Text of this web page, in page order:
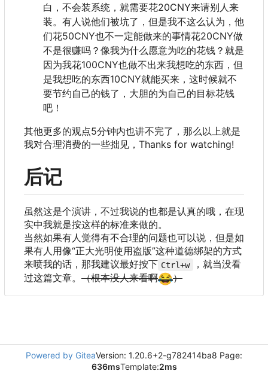
白 ， 不会装系统 ， 就需要花20CNY来请别人来
装。有人说他们被坑了 ， 但是我不这么认为 ， 他
们花50CNY也不一定能做来的事情花20CNY做
不是很赚吗 ？ 像我为什么愿意为吃的花钱 ？ 就是
因为我花100CNY也做不出来我想吃的东西 ， 但
是我想吃的东西10CNY就能买来 ， 这时候就不
要节约自己的钱了 ， 大胆的为自己的目标花钱
吧 ！
其他更多的观点5分钟内也讲不完了 ， 那么以上就是
我对合理消费的一些拙见 ， Thanks for watching!
后记
虽然这是个演讲，不过我说的也都是认真的哦，在现
实中我就是按这样的标准来做的。
当然如果有人觉得有不合理的问题也可以说，但是如
果有人用像“正大光明使用盗版”这种道德绑架的方式
来喷我的话，那我建议最好按下 Ctrl+w
，就当没看
过这篇文章。 （根本没人来看啊😂）
Powered by GiteaVersion: 1.20.6+2-g782414ba8 Page:
636msTemplate:2ms